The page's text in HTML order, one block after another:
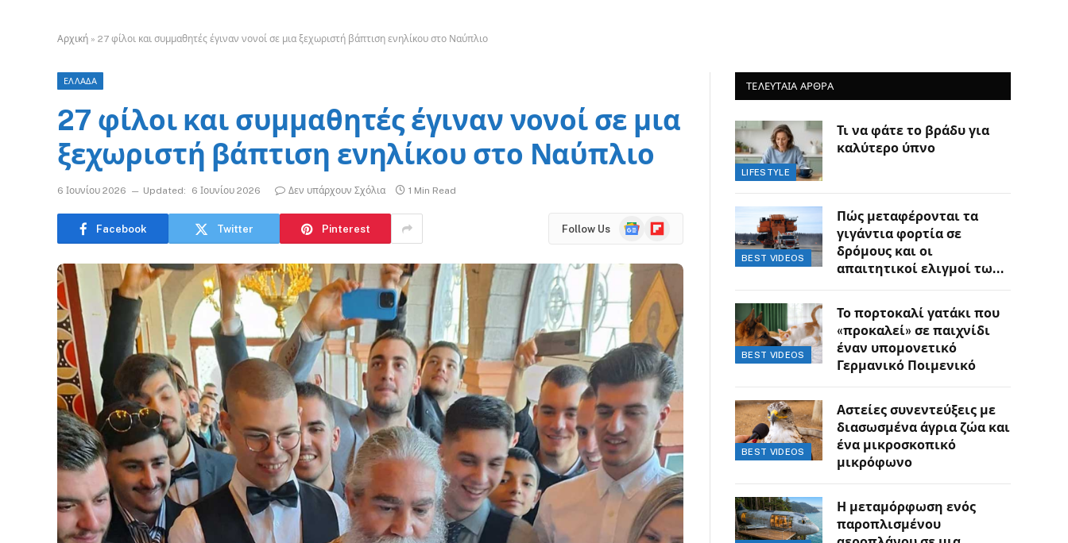
Αρχική » 27 φίλοι και συμμαθητές έγιναν νονοί σε μια ξεχωριστή βάπτιση ενηλίκου στο Ναύπλιο
ΕΛΛΑΔΑ
27 φίλοι και συμμαθητές έγιναν νονοί σε μια
ξεχωριστή βάπτιση ενηλίκου στο Ναύπλιο
6 Ιουνίου 2026 Updated: 6 Ιουνίου 2026 Δεν υπάρχουν Σχόλια 1 Min Read
Facebook Twitter Pinterest Follow Us
GoogleFlipboard
ΤΕΛΕΥΤΑΙΑ ΑΡΘΡΑ
LIFESTYLE
Τι να φάτε το βράδυ για
καλύτερο ύπνο
BEST VIDEOS
Πώς μεταφέρονται τα
γιγάντια φορτία σε
δρόμους και οι
απαιτητικοί ελιγμοί των
BEST VIDEOS
Το πορτοκαλί γατάκι που
«προκαλεί» σε παιχνίδι
έναν υπομονετικό
Γερμανικό Ποιμενικό
BEST VIDEOS
Αστείες συνεντεύξεις με
διασωσμένα άγρια ζώα και
ένα μικροσκοπικό
μικρόφωνο
Η μεταμόρφωση ενός
παροπλισμένου